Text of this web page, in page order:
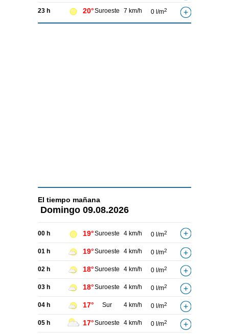
23 h 20°Suroeste 7 km/h 0 l/m2
El tiempo mañana
Domingo 09.08.2026
00 h 19°Suroeste 4 km/h 0 l/m2
01 h 19°Suroeste 4 km/h 0 l/m2
02 h 18°Suroeste 4 km/h 0 l/m2
03 h 18°Suroeste 4 km/h 0 l/m2
04 h 17° Sur 4 km/h 0 l/m2
05 h 17°Suroeste 4 km/h 0 l/m2